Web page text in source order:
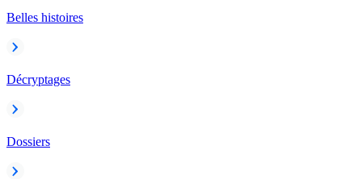
Belles histoires
Décryptages
Dossiers